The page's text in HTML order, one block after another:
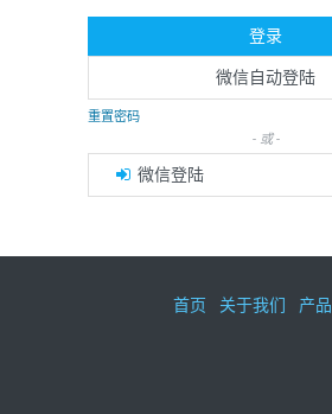
登录
微信自动登陆
重置密码
- 或 -
微信登陆
首页 关于我们 产品